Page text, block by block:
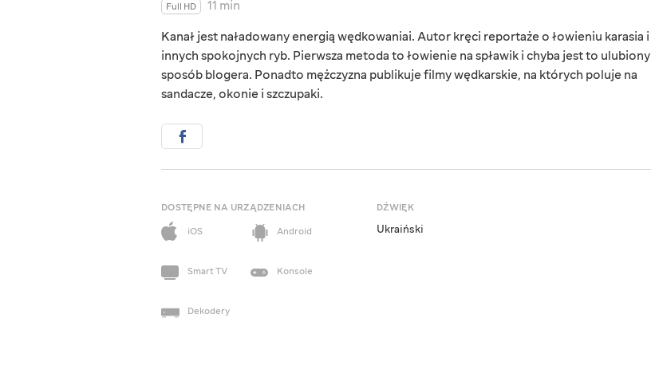
Full HD
11 min
Kanał jest naładowany energią wędkowaniai. Autor kręci reportaże o łowieniu karasia i
innych spokojnych ryb. Pierwsza metoda to łowienie na spławik i chyba jest to ulubiony
sposób blogera. Ponadto mężczyzna publikuje filmy wędkarskie, na których poluje na
sandacze, okonie i szczupaki.
DOSTĘPNE NA URZĄDZENIACH
iOS
Android
Smart TV Konsole
Dekodery
DŹWIĘK
Ukraiński